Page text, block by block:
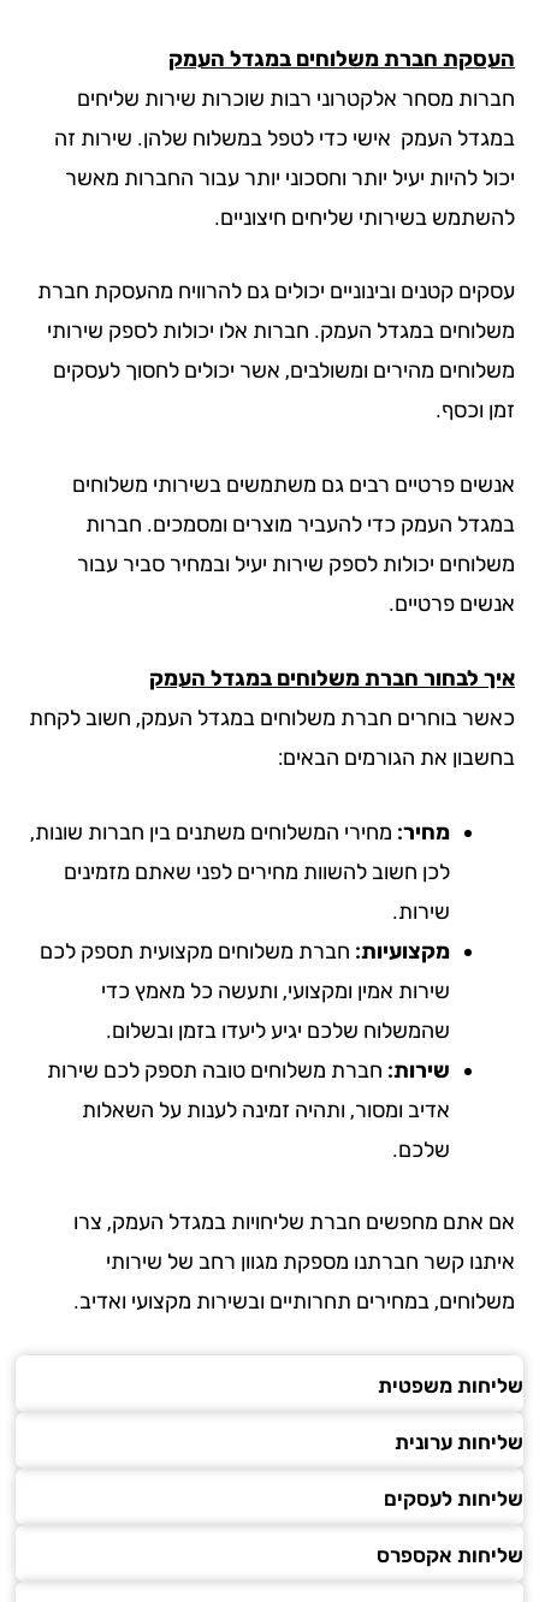
חברת משלוחים במגדל העמק
מסחר אלקטרוני רבות שוכרות שירות שליחים
העמק אישי כדי לטפל במשלוח שלהן. שירות זה
להיות יעיל יותר וחסכוני יותר עבור החברות מאשר
בשירותי שליחים חיצוניים.
קטנים ובינוניים יכולים גם להרוויח מהעסקת חברת
במגדל העמק. חברות אלו יכולות לספק שירותי
מהירים ומשולבים, אשר יכולים לחסוך לעסקים
וכסף.
פרטיים רבים גם משתמשים בשירותי משלוחים
העמק כדי להעביר מוצרים ומסמכים. חברות
יכולות לספק שירות יעיל ובמחיר סביר עבור
פרטיים.
לבחור חברת משלוחים במגדל העמק
בוחרים חברת משלוחים במגדל העמק, חשוב לקחת
את הגורמים הבאים:
מחיר:מחירי המשלוחים משתנים בין חברות שונות,
לכן חשוב להשוות מחירים לפני שאתם מזמינים
שירות.
מקצועיות:חברת משלוחים מקצועית תספק לכם
שירות אמין ומקצועי, ותעשה כל מאמץ כדי
שהמשלוח שלכם יגיע ליעדו בזמן ובשלום.
שירות:חברת משלוחים טובה תספק לכם שירות
אדיב ומסור, ותהיה זמינה לענות על השאלות
שלכם.
אתם מחפשים חברת שליחויות במגדל העמק, צרו
קשר חברתנו מספקת מגוון רחב של שירותי
במחירים תחרותיים ובשירות מקצועי ואדיב.
משפטית
ערונית
לעסקים
אקספרס